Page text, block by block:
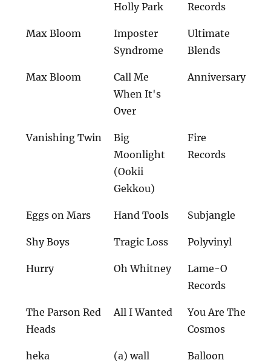
Holly Park
Records
Max Bloom
Imposter
Syndrome
Ultimate
Blends
Max Bloom
Call Me
When It's
Over
Anniversary
Vanishing Twin
Big
Moonlight
(Ookii
Gekkou)
Fire
Records
Eggs on Mars Hand Tools Subjangle
Shy Boys Tragic Loss Polyvinyl
Hurry Oh Whitney
Lame-O
Records
The Parson Red
Heads
All I Wanted
You Are The
Cosmos
heka (a) wall
Balloon